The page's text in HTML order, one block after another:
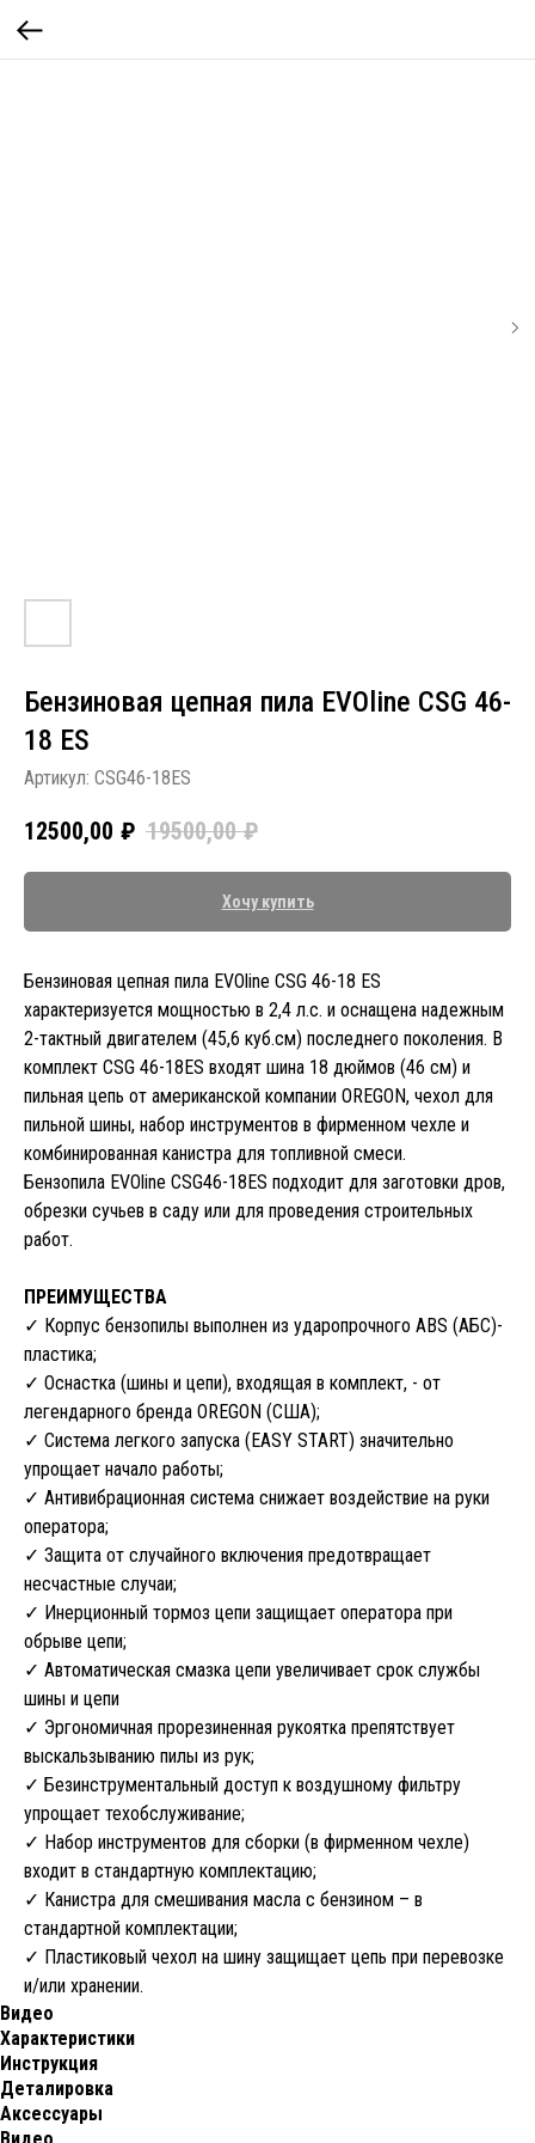
Бензиновая цепная пила EVOline CSG 46-
18 ES
Артикул: CSG46-18ES
12500,00 ₽ 19500,00 ₽
Хочу купить
Бензиновая цепная пила EVOline CSG 46-18 ES
характеризуется мощностью в 2,4 л.с. и оснащена надежным
2-тактный двигателем (45,6 куб.см) последнего поколения. В
комплект CSG 46-18ES входят шина 18 дюймов (46 см) и
пильная цепь от американской компании OREGON, чехол для
пильной шины, набор инструментов в фирменном чехле и
комбинированная канистра для топливной смеси.
Бензопила EVOline CSG46-18ES подходит для заготовки дров,
обрезки сучьев в саду или для проведения строительных
работ.
ПРЕИМУЩЕСТВА
✓ Корпус бензопилы выполнен из ударопрочного ABS (АБС)-
пластика;
✓ Оснастка (шины и цепи), входящая в комплект, - от
легендарного бренда OREGON (США);
✓ Система легкого запуска (EASY START) значительно
упрощает начало работы;
✓ Антивибрационная система снижает воздействие на руки
оператора;
✓ Защита от случайного включения предотвращает
несчастные случаи;
✓ Инерционный тормоз цепи защищает оператора при
обрыве цепи;
✓ Автоматическая смазка цепи увеличивает срок службы
шины и цепи
✓ Эргономичная прорезиненная рукоятка препятствует
выскальзыванию пилы из рук;
✓ Безинструментальный доступ к воздушному фильтру
упрощает техобслуживание;
✓ Набор инструментов для сборки (в фирменном чехле)
входит в стандартную комплектацию;
✓ Канистра для смешивания масла с бензином – в
стандартной комплектации;
✓ Пластиковый чехол на шину защищает цепь при перевозке
и/или хранении.
Видео
Характеристики
Инструкция
Деталировка
Аксессуары